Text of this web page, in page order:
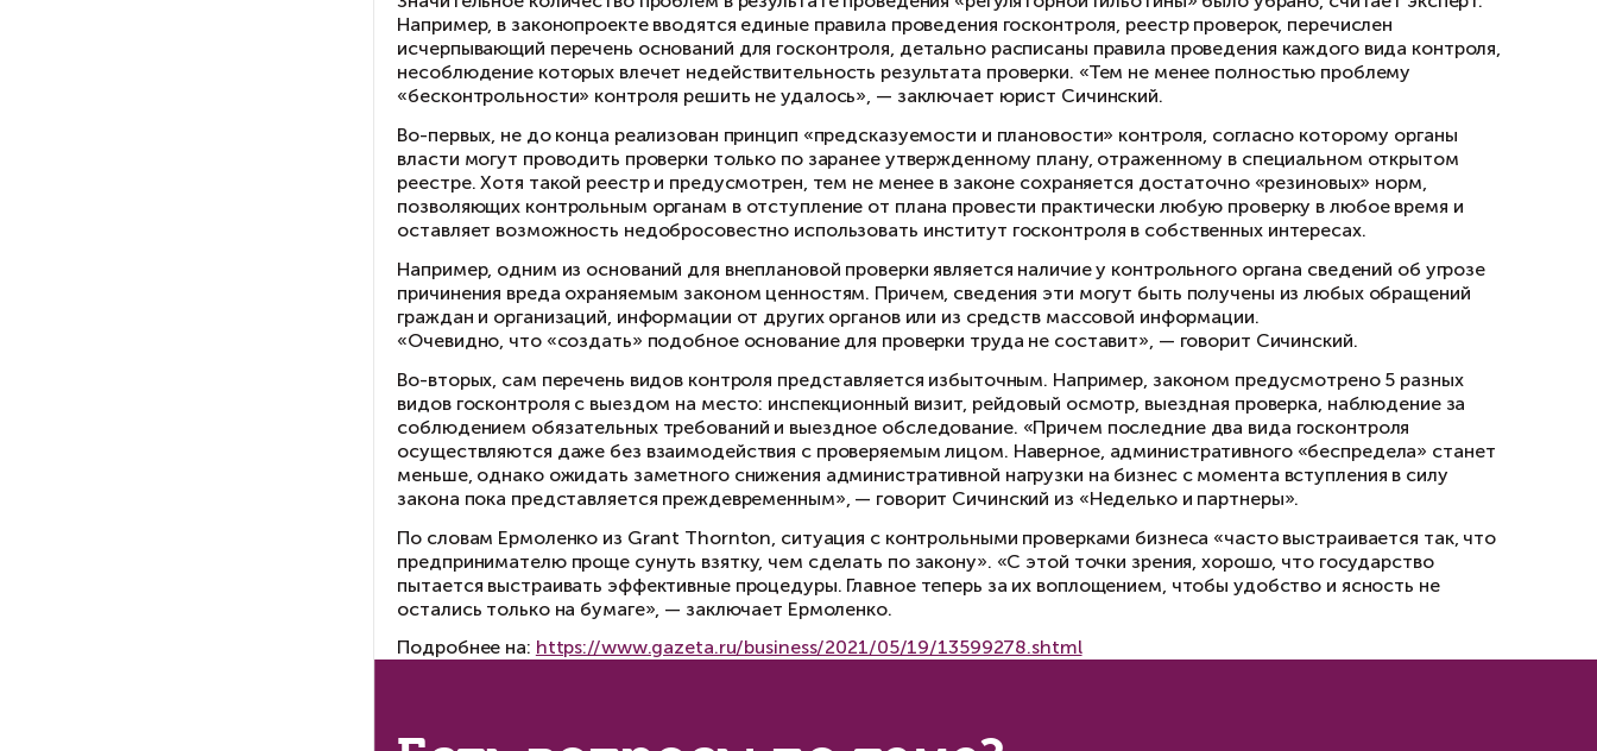
Президент Московского транспортного союза Юрий Свешников говорит, что «сейчас
своим правом давать формальный отказ, без объяснения причин». После 1 июля, когда закон
получится. «Законопроект долгожданный. Возьмем, например, лицензирование пассажирских
сегодня получить просто, но потом каждый вновь приобретенный автобус нужно вручную
лицензий и нести соответствующую бумажку в Ространснадзор. Законопроект разрешает
средства делать все это самостоятельно, через портал Госуслуг», — заметил Свешников.
Сопредседателю общественной комиссии по пожарной безопасности и чрезвычайным
Блудян нравится в законопроекте норма, требующая практически все контрольные
с прокуратурой.
«Также внедряется досудебное рассмотрение административных правонарушений и большая
надзорных мероприятий теперь должна быть связана с профилактикой, а не с наказанием. А
профилактикой, почвы для коррупции нет», — говорит Блудян.
Хорошие законы, плохое правоприменение
Юристы, оценивая законопроект, менее оптимистичны в отношении его коррупционной
Россия страна хороших законов, но плохого правоприменения. Основная проблема не столько
коррупционном характере самого государства. Во многом это базируется на его
компании Grant Thornton Александр Ермоленко.
Одной из главных проблем в отношениях «бизнес – административные органы» является даже
властей полномочий по проведению проверок, привлечению к ответственности, а